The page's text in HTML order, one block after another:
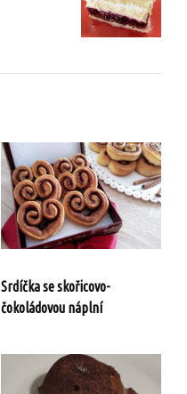
Srdíčka se skořicovo-
čokoládovou náplní